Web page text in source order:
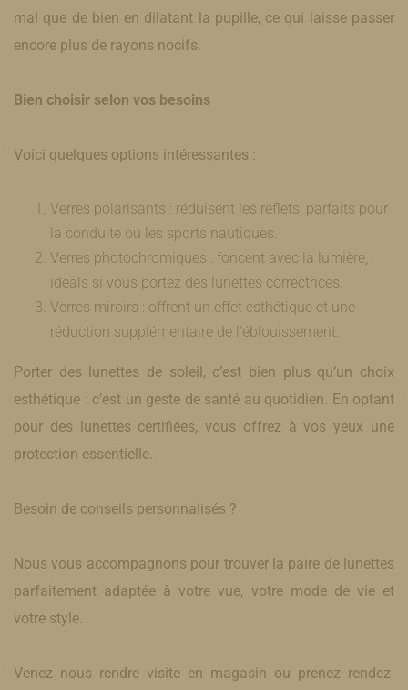
mal que de bien en dilatant la pupille, ce qui laisse passer
encore plus de rayons nocifs.
Bien choisir selon vos besoins
Voici quelques options intéressantes :
Verres polarisants : réduisent les reflets, parfaits pour
la conduite ou les sports nautiques.
Verres photochromiques : foncent avec la lumière,
idéals si vous portez des lunettes correctrices.
Verres miroirs : offrent un effet esthétique et une
réduction supplémentaire de l’éblouissement.
Porter des lunettes de soleil, c’est bien plus qu’un choix
esthétique : c’est un geste de santé au quotidien. En optant
pour des lunettes certifiées, vous offrez à vos yeux une
protection essentielle.
Besoin de conseils personnalisés ?
Nous vous accompagnons pour trouver la paire de lunettes
parfaitement adaptée à votre vue, votre mode de vie et
votre style.
Venez nous rendre visite en magasin ou prenez rendez-